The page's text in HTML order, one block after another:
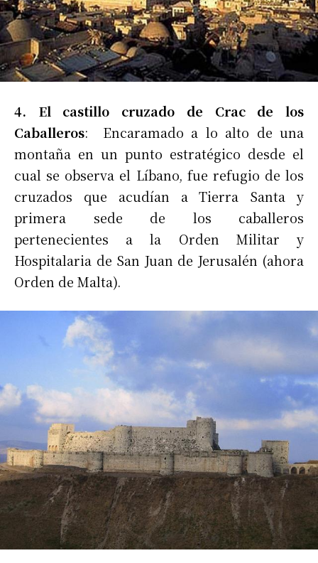
4. El castillo cruzado de Crac de los
Caballeros: Encaramado a lo alto de una
montaña en un punto estratégico desde el
cual se observa el Líbano, fue refugio de los
cruzados que acudían a Tierra Santa y
primera sede de los caballeros
pertenecientes a la Orden Militar y
Hospitalaria de San Juan de Jerusalén (ahora
Orden de Malta).